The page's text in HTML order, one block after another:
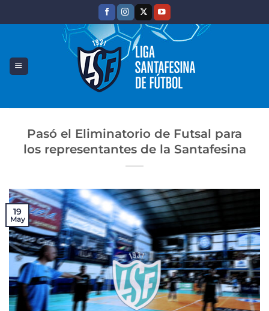
Pasó el Eliminatorio de Futsal para
los representantes de la Santafesina
19
May